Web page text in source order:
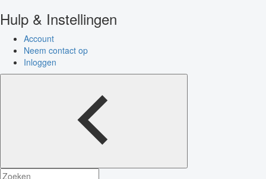
Hulp & Instellingen
Account
Neem contact op
Inloggen